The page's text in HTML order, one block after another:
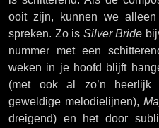
ooit zijn, kunnen we
spreken. Zo is Silver Bride
nummer met een
weken in je hoofd blijft
(met ook al zo’n
geweldige melodielijnen),
dreigend) en het door